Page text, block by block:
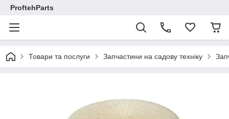
ProftehParts
Товари та послуги Запчастини на садову техніку